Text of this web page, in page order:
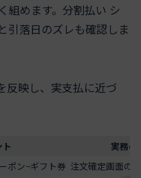
組めます。分割払い シ
引落日のズレも確認しま
反映し、実支払に近づ
実務の
ポン−ギフト券 注文確定画面の